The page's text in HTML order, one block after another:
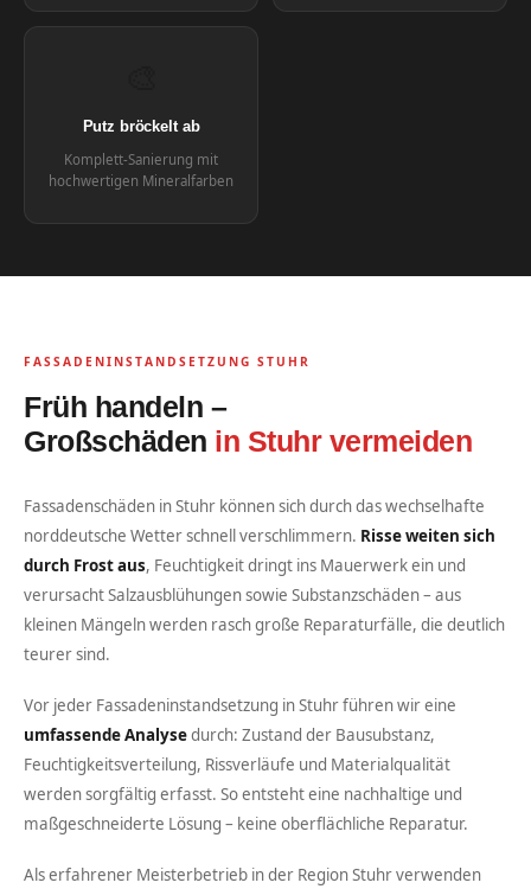
Putz bröckelt ab
Komplett-Sanierung mit
hochwertigen Mineralfarben
FASSADENINSTANDSETZUNG STUHR
Früh handeln –
Großschäden in Stuhr vermeiden
Fassadenschäden in Stuhr können sich durch das wechselhafte
norddeutsche Wetter schnell verschlimmern. Risse weiten sich
durch Frost aus, Feuchtigkeit dringt ins Mauerwerk ein und
verursacht Salzausblühungen sowie Substanzschäden – aus
kleinen Mängeln werden rasch große Reparaturfälle, die deutlich
teurer sind.
Vor jeder Fassadeninstandsetzung in Stuhr führen wir eine
umfassende Analysedurch: Zustand der Bausubstanz,
Feuchtigkeitsverteilung, Rissverläufe und Materialqualität
werden sorgfältig erfasst. So entsteht eine nachhaltige und
maßgeschneiderte Lösung – keine oberflächliche Reparatur.
Als erfahrener Meisterbetrieb in der Region Stuhr verwenden